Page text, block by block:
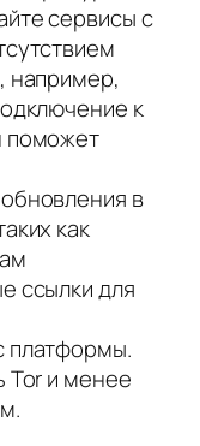
сервисы с
например,
к
поможет
в
как
ссылки для
платформы.
Tor и менее